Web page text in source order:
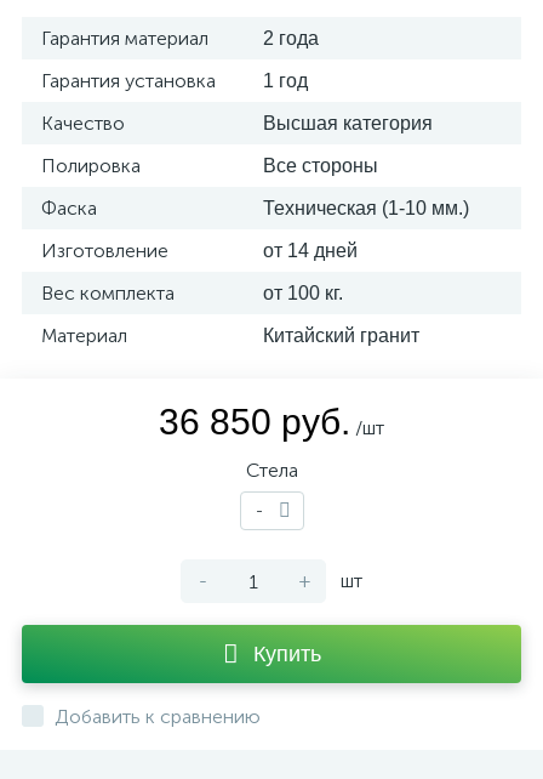
Гарантия материал 2 года
Гарантия установка 1 год
Качество Высшая категория
Полировка Все стороны
Фаска Техническая (1-10 мм.)
Изготовление от 14 дней
Вес комплекта от 100 кг.
Материал Китайский гранит
36 850 руб. /шт
Стела
-
- + шт
Купить
Добавить к сравнению